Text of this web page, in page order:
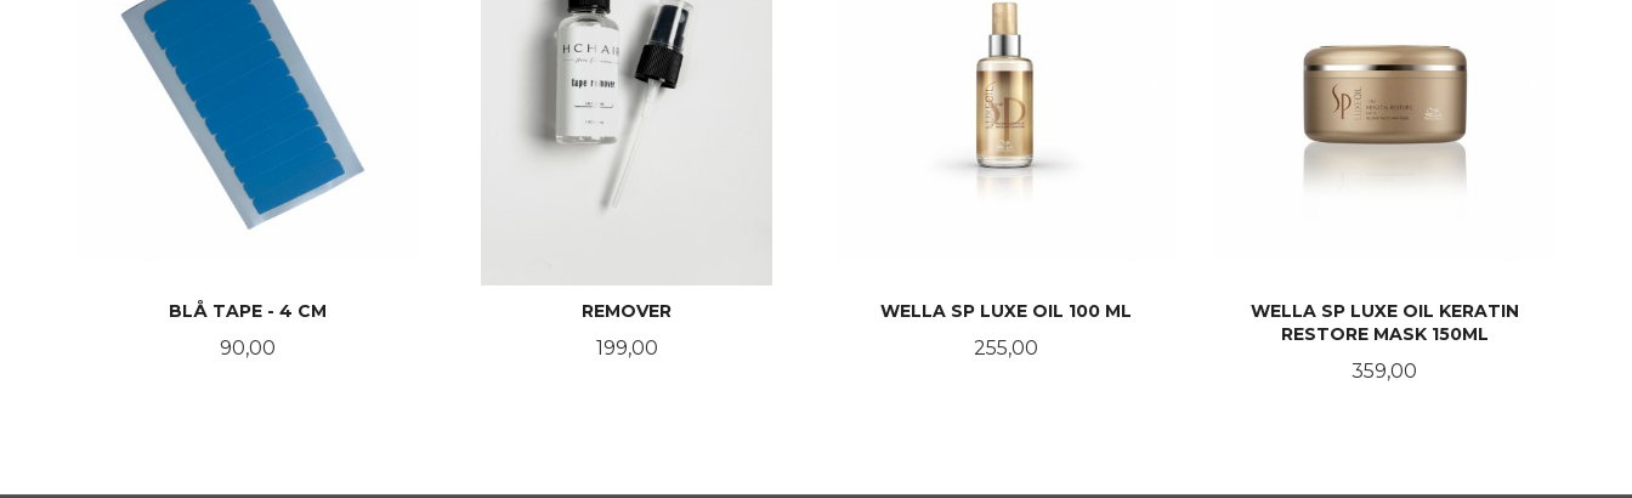
BLÅ TAPE - 4 CM
Pris
90,00
REMOVER
Pris
199,00
WELLA SP LUXE OIL 100 ML
Pris
255,00
WELLA SP LUXE OIL KERATIN
RESTORE MASK 150ML
Pris
359,00